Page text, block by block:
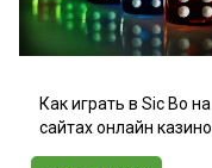
Как играть в Sic Bo на
сайтах онлайн казино